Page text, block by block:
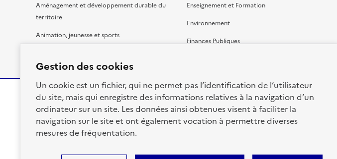
Gestion des cookies
Un cookie est un fichier, qui ne permet pas l’identification de l’utilisateur
du site, mais qui enregistre des informations relatives à la navigation d’un
ordinateur sur un site. Les données ainsi obtenues visent à faciliter la
navigation sur le site et ont également vocation à permettre diverses
mesures de fréquentation.
Aménagement et développement durable du
territoire
Animation, jeunesse et sports
Enseignement et Formation
Environnement
Finances Publiques
RÉPUBLIQUE
FRANÇAISE